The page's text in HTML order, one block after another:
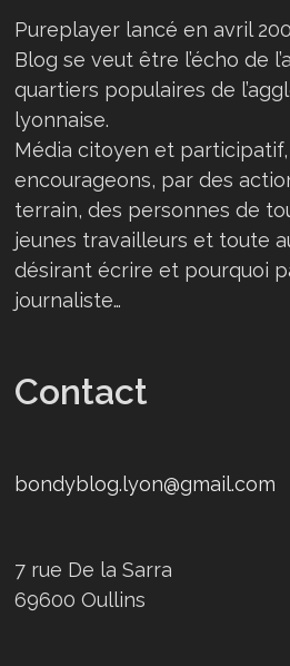
Pureplayer lancé en avril
Blog se veut être l’écho de
quartiers populaires de
lyonnaise.
Média citoyen et participatif,
encourageons, par des
terrain, des personnes de
jeunes travailleurs et toute
désirant écrire et pourquoi
journaliste…
Contact
bondyblog.lyon@gmail.com
7 rue De la Sarra
69600 Oullins